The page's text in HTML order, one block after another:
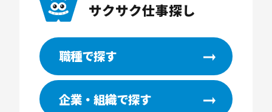
サクサク仕事探し
職種で探す
企業・組織で探す